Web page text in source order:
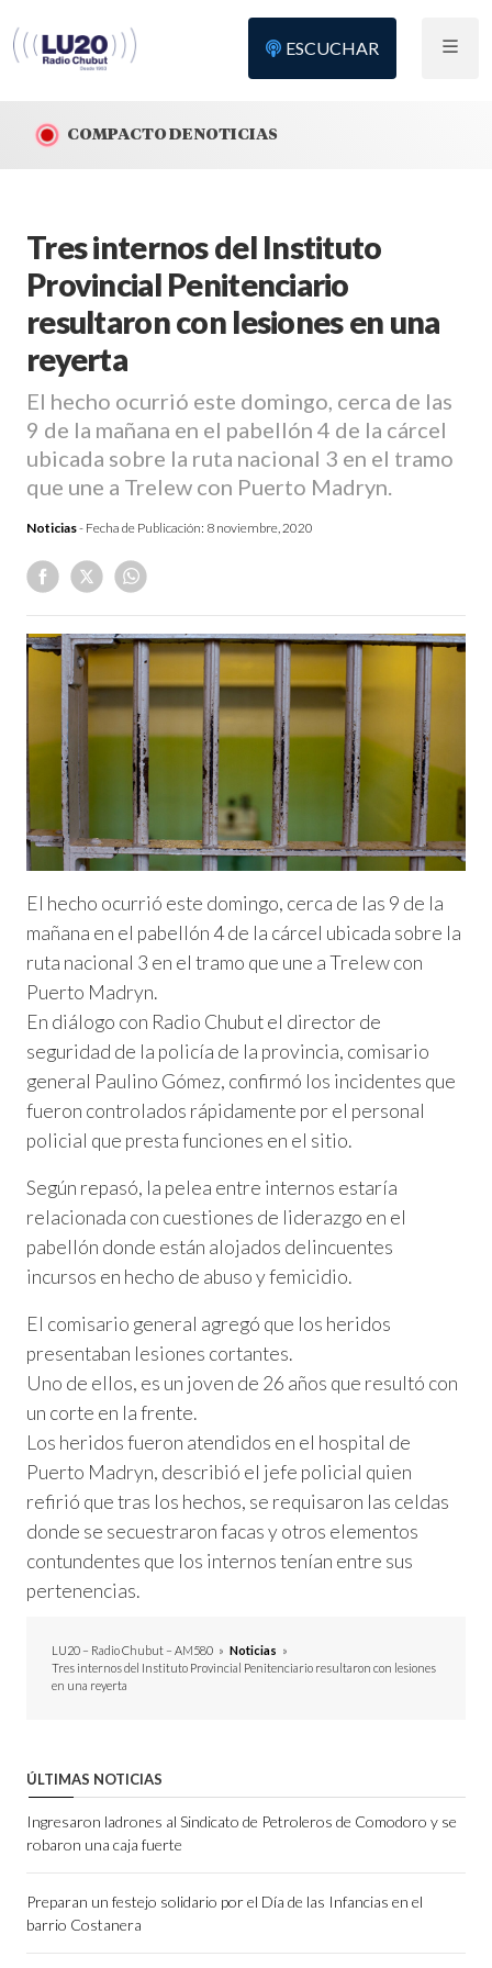
ESCUCHAR
COMPACTO DE NOTICIAS
Tres internos del Instituto
Provincial Penitenciario
resultaron con lesiones en una
reyerta
El hecho ocurrió este domingo, cerca de las
9 de la mañana en el pabellón 4 de la cárcel
ubicada sobre la ruta nacional 3 en el tramo
que une a Trelew con Puerto Madryn.
Noticias- Fecha de Publicación: 8 noviembre, 2020
El hecho ocurrió este domingo, cerca de las 9 de la
mañana en el pabellón 4 de la cárcel ubicada sobre la
ruta nacional 3 en el tramo que une a Trelew con
Puerto Madryn.
En diálogo con Radio Chubut el director de
seguridad de la policía de la provincia, comisario
general Paulino Gómez, confirmó los incidentes que
fueron controlados rápidamente por el personal
policial que presta funciones en el sitio.
Según repasó, la pelea entre internos estaría
relacionada con cuestiones de liderazgo en el
pabellón donde están alojados delincuentes
incursos en hecho de abuso y femicidio.
El comisario general agregó que los heridos
presentaban lesiones cortantes.
Uno de ellos, es un joven de 26 años que resultó con
un corte en la frente.
Los heridos fueron atendidos en el hospital de
Puerto Madryn, describió el jefe policial quien
refirió que tras los hechos, se requisaron las celdas
donde se secuestraron facas y otros elementos
contundentes que los internos tenían entre sus
pertenencias.
LU20 – Radio Chubut – AM580 » Noticias »
Tres internos del Instituto Provincial Penitenciario resultaron con lesiones
en una reyerta
ÚLTIMAS NOTICIAS
Ingresaron ladrones al Sindicato de Petroleros de Comodoro y se
robaron una caja fuerte
Preparan un festejo solidario por el Día de las Infancias en el
barrio Costanera